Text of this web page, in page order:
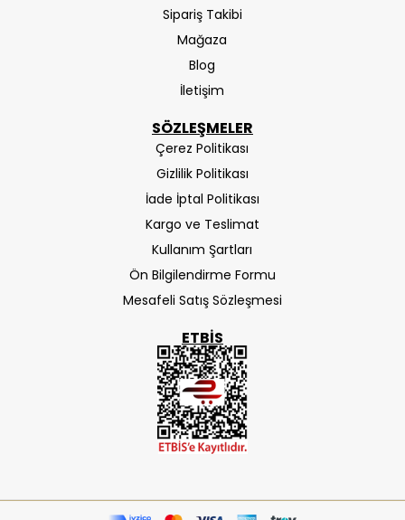
Sipariş Takibi
Mağaza
Blog
İletişim
SÖZLEŞMELER
Çerez Politikası
Gizlilik Politikası
İade İptal Politikası
Kargo ve Teslimat
Kullanım Şartları
Ön Bilgilendirme Formu
Mesafeli Satış Sözleşmesi
ETBIS